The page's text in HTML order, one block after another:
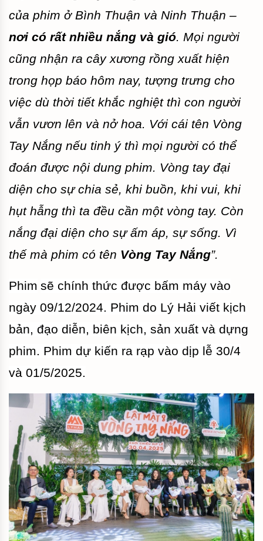
của phim ở Bình Thuận và Ninh Thuận –
nơi có rất nhiều nắng và gió. Mọi người
cũng nhận ra cây xương rồng xuất hiện
trong họp báo hôm nay, tượng trưng cho
việc dù thời tiết khắc nghiệt thì con người
vẫn vươn lên và nở hoa. Với cái tên Vòng
Tay Nắng nếu tinh ý thì mọi người có thể
đoán được nội dung phim. Vòng tay đại
diện cho sự chia sẻ, khi buồn, khi vui, khi
hụt hẫng thì ta đều cần một vòng tay. Còn
nắng đại diện cho sự ấm áp, sự sống. Vì
thế mà phim có tên Vòng Tay Nắng”.
Phim sẽ chính thức được bấm máy vào
ngày 09/12/2024. Phim do Lý Hải viết kịch
bản, đạo diễn, biên kịch, sản xuất và dựng
phim. Phim dự kiến ra rạp vào dịp lễ 30/4
và 01/5/2025.